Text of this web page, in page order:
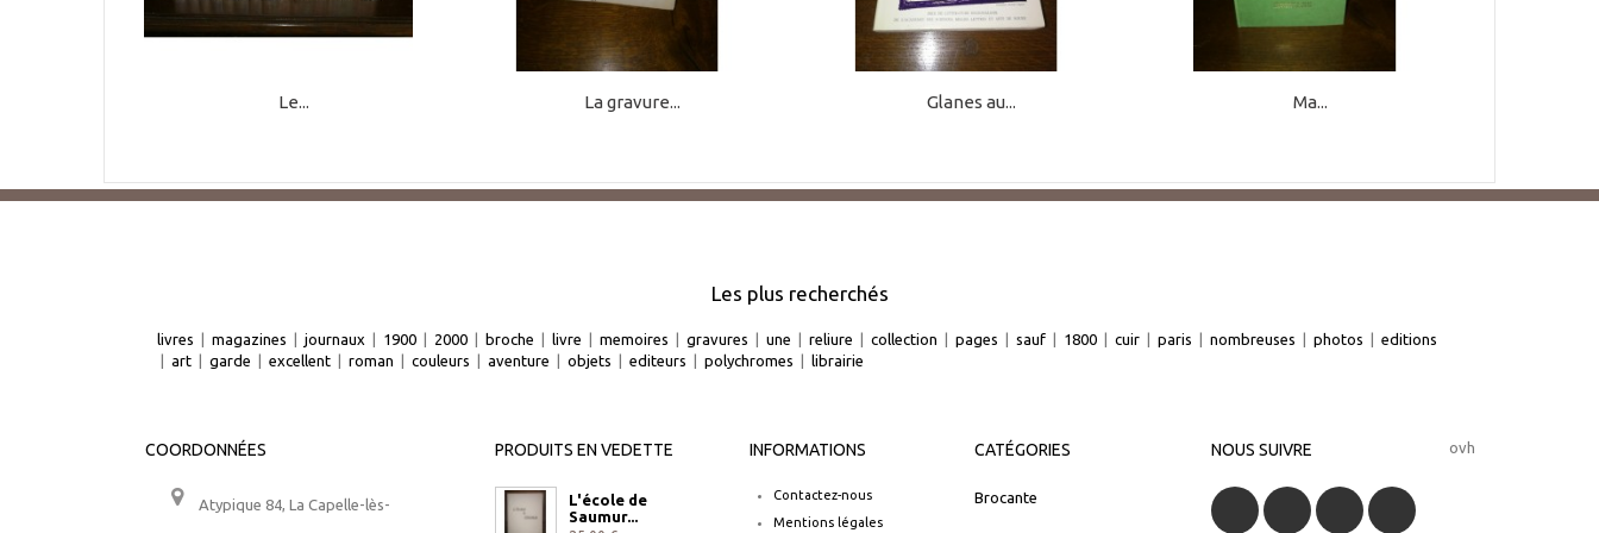
Le... La gravure... Glanes au... Ma...
Les plus recherchés
livres | magazines | journaux | 1900 | 2000 | broche | livre | memoires | gravures | une | reliure | collection | pages | sauf | 1800 | cuir | paris | nombreuses | photos | editions
| art | garde | excellent | roman | couleurs | aventure | objets | editeurs | polychromes | librairie
COORDONNÉES
Atypique 84, La Capelle-lès-
PRODUITS EN VEDETTE
L'école de
Saumur...
INFORMATIONS
Contactez-nous
Mentions légales
CATÉGORIES
Brocante
NOUS SUIVRE ovh